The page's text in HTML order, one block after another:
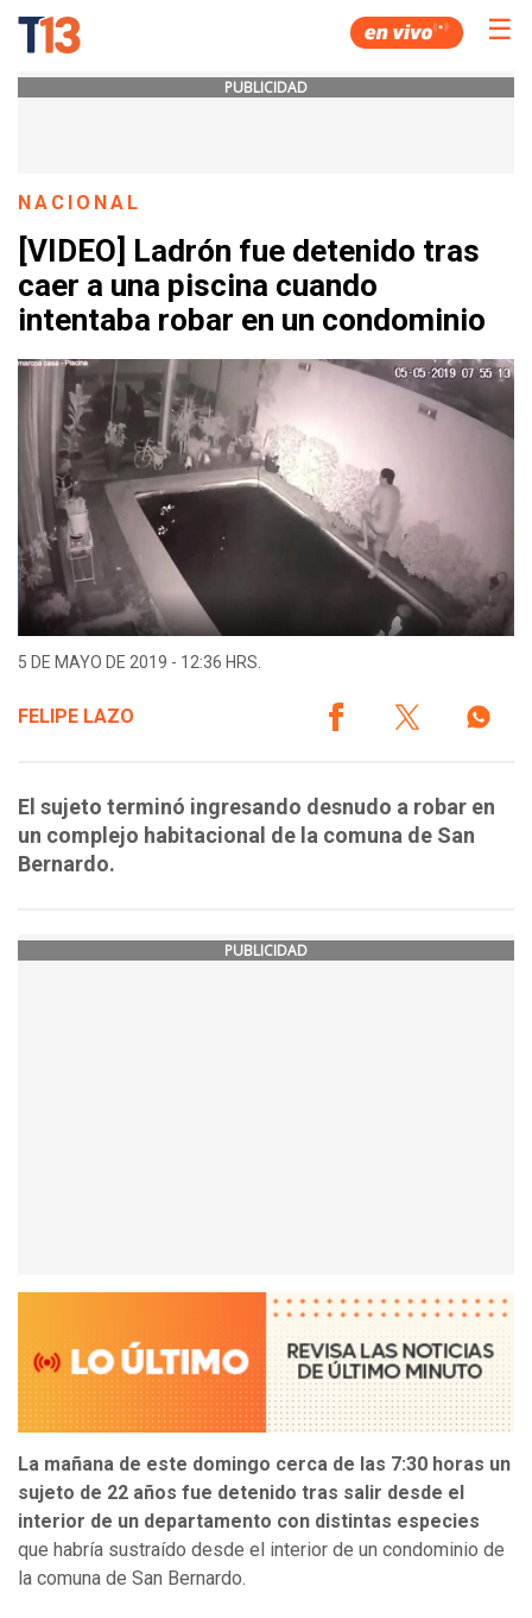
☰
PUBLICIDAD
NACIONAL
[VIDEO] Ladrón fue detenido tras
caer a una piscina cuando
intentaba robar en un condominio
5 DE MAYO DE 2019 - 12:36 HRS.
FELIPE LAZO
El sujeto terminó ingresando desnudo a robar en
un complejo habitacional de la comuna de San
Bernardo.
PUBLICIDAD
La mañana de este domingo cerca de las 7:30 horas un
sujeto de 22 años fue detenido tras salir desde el
interior de un departamento con distintas especies
que habría sustraído desde el interior de un condominio de
la comuna de San Bernardo.